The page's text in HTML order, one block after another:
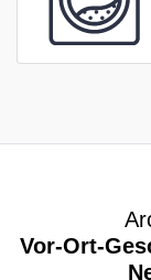
Vor-Ort-